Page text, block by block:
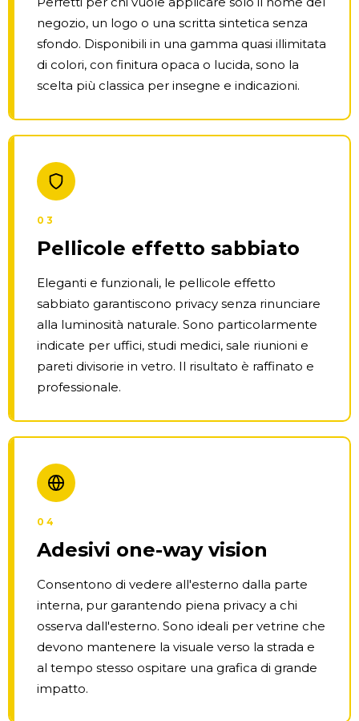
negozio, un logo o una scritta sintetica senza
sfondo. Disponibili in una gamma quasi illimitata
di colori, con finitura opaca o lucida, sono la
scelta più classica per insegne e indicazioni.
03
Pellicole effetto sabbiato
Eleganti e funzionali, le pellicole effetto
sabbiato garantiscono privacy senza rinunciare
alla luminosità naturale. Sono particolarmente
indicate per uffici, studi medici, sale riunioni e
pareti divisorie in vetro. Il risultato è raffinato e
professionale.
04
Adesivi one-way vision
Consentono di vedere all'esterno dalla parte
interna, pur garantendo piena privacy a chi
osserva dall'esterno. Sono ideali per vetrine che
devono mantenere la visuale verso la strada e
al tempo stesso ospitare una grafica di grande
impatto.